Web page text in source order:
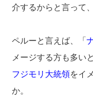
介するからと言って
ペルーと言えば、「
メージする方も多い
フジモリ大統領をイ
か。